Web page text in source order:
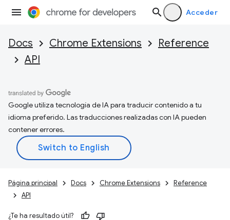
Acceder
Docs Chrome Extensions
Reference
API
Google utiliza tecnología de IA para traducir contenido a tu
idioma preferido. Las traducciones realizadas con IA pueden
contener errores.
Página principal Docs Chrome Extensions
Reference
API
¿Te ha resultado útil?